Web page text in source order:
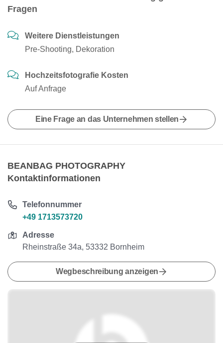
Fragen
Weitere Dienstleistungen
Pre-Shooting, Dekoration
Hochzeitsfotografie Kosten
Auf Anfrage
Eine Frage an das Unternehmen stellen
BEANBAG PHOTOGRAPHY
Kontaktinformationen
Telefonnummer
+49 1713573720
Adresse
Rheinstraße 34a, 53332 Bornheim
Wegbeschreibung anzeigen